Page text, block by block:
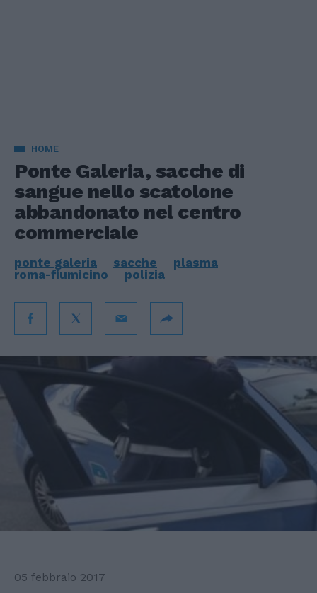
HOME
Ponte Galeria, sacche di
sangue nello scatolone
abbandonato nel centro
commerciale
ponte galeria sacche
plasma
roma-fiumicino
polizia
05 febbraio 2017